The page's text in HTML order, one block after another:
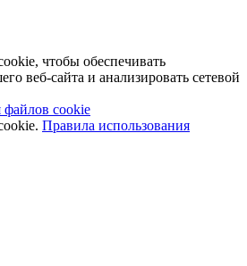
чтобы обеспечивать
веб-сайта и анализировать сетевой
файлов cookie
Правила использования